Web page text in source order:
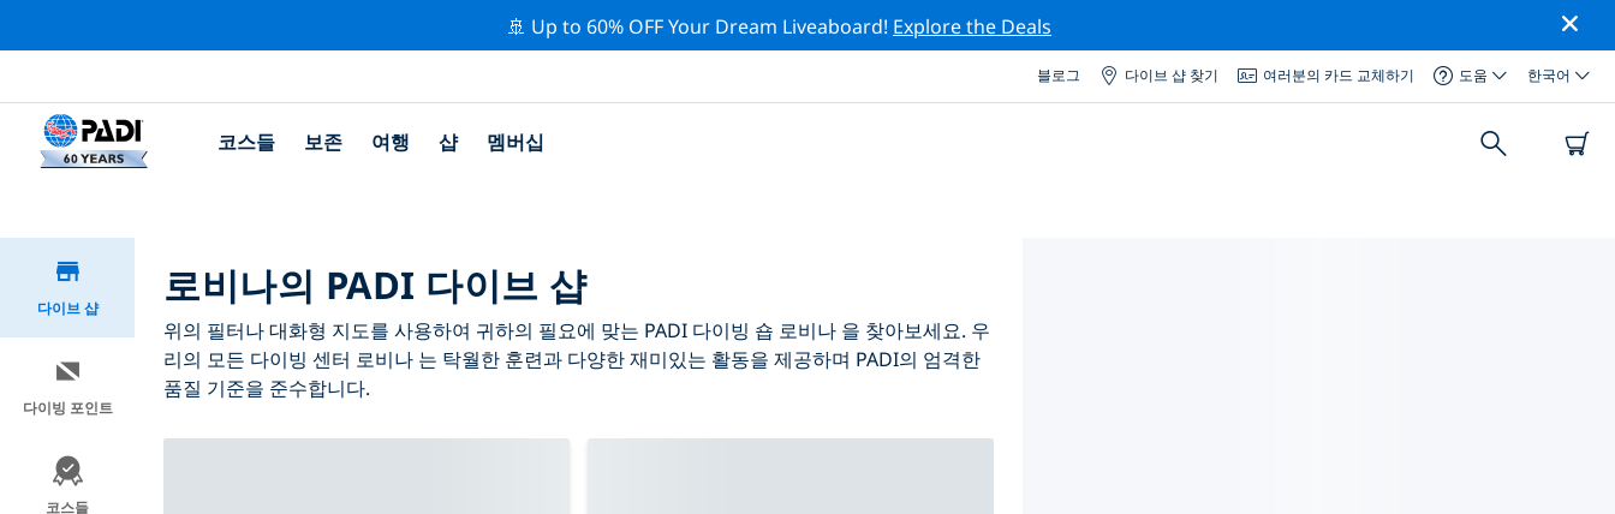
🚢 Up to 60% OFF Your Dream Liveaboard! Explore the Deals
블로그 다이브 샵 찾기 여러분의 카드 교체하기 도움 한국어
코스들 보존 여행 샵 멤버십
다이브 샵
다이빙 포인트
코스들
로비나의 PADI 다이브 샵
위의 필터나 대화형 지도를 사용하여 귀하의 필요에 맞는 PADI 다이빙 숍 로비나 을 찾아보세요. 우
리의 모든 다이빙 센터 로비나 는 탁월한 훈련과 다양한 재미있는 활동을 제공하며 PADI의 엄격한
품질 기준을 준수합니다.